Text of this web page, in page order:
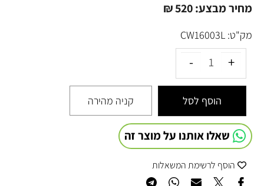
מחיר מבצע: ₪520
מק"ט: CW16003L
הוסף לסל קניה מהירה
שאלו אותנו על מוצר זה
הוסף לרשימת המשאלות